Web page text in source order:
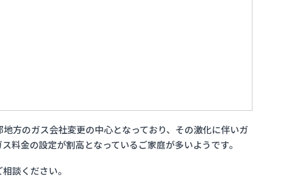
方のガス会社変更の中心となっており、その激化に伴いガ
料金の設定が割高となっているご家庭が多いようです。
談ください。